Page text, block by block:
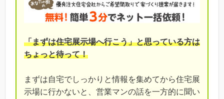
「まずは住宅展示場へ行こう」と思っている方は
ちょっと待って！
まずは自宅でしっかりと情報を集めてから住宅展
示場に行かないと、営業マンの話を一方的に聞い